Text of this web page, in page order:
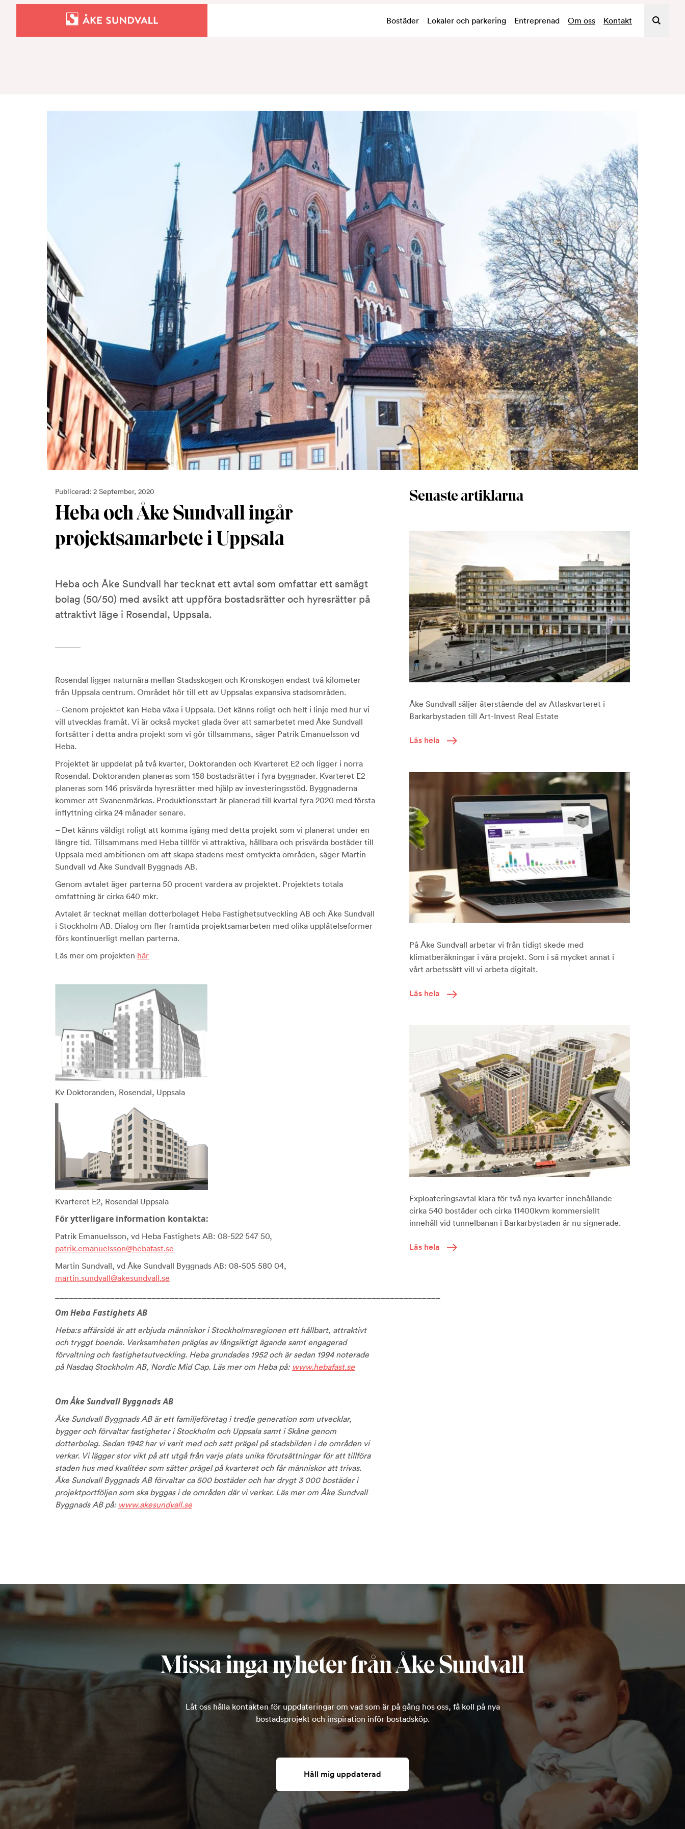
Bostäder Lokaler och parkering Entreprenad Om oss Kontakt
Bostäder
Entreprenad
Publicerad: 2 September, 2020
Heba och Åke Sundvall ingår
projektsamarbete i Uppsala
Heba och Åke Sundvall har tecknat ett avtal som omfattar ett samägt
bolag (50/50) med avsikt att uppföra bostadsrätter och hyresrätter på
attraktivt läge i Rosendal, Uppsala.
Rosendal ligger naturnära mellan Stadsskogen och Kronskogen endast två kilometer
från Uppsala centrum. Området hör till ett av Uppsalas expansiva stadsområden.
– Genom projektet kan Heba växa i Uppsala. Det känns roligt och helt i linje med hur vi
vill utvecklas framåt. Vi är också mycket glada över att samarbetet med Åke Sundvall
fortsätter i detta andra projekt som vi gör tillsammans, säger Patrik Emanuelsson vd
Heba.
Projektet är uppdelat på två kvarter, Doktoranden och Kvarteret E2 och ligger i norra
Rosendal. Doktoranden planeras som 158 bostadsrätter i fyra byggnader. Kvarteret E2
planeras som 146 prisvärda hyresrätter med hjälp av investeringsstöd. Byggnaderna
kommer att Svanenmärkas. Produktionsstart är planerad till kvartal fyra 2020 med första
inflyttning cirka 24 månader senare.
– Det känns väldigt roligt att komma igång med detta projekt som vi planerat under en
längre tid. Tillsammans med Heba tillför vi attraktiva, hållbara och prisvärda bostäder till
Uppsala med ambitionen om att skapa stadens mest omtyckta områden, säger Martin
Sundvall vd Åke Sundvall Byggnads AB.
Genom avtalet äger parterna 50 procent vardera av projektet. Projektets totala
omfattning är cirka 640 mkr.
Avtalet är tecknat mellan dotterbolaget Heba Fastighetsutveckling AB och Åke Sundvall
i Stockholm AB. Dialog om fler framtida projektsamarbeten med olika upplåtelseformer
förs kontinuerligt mellan parterna.
Läs mer om projekten här
Kv Doktoranden, Rosendal, Uppsala
Kvarteret E2, Rosendal Uppsala
För ytterligare information kontakta:
Patrik Emanuelsson, vd Heba Fastighets AB: 08-522 547 50,
patrik.emanuelsson@hebafast.se
Martin Sundvall, vd Åke Sundvall Byggnads AB: 08-505 580 04,
martin.sundvall@akesundvall.se
Om Heba Fastighets AB
Heba:s affärsidé är att erbjuda människor i Stockholmsregionen ett hållbart, attraktivt
och tryggt boende. Verksamheten präglas av långsiktigt ägande samt engagerad
förvaltning och fastighetsutveckling. Heba grundades 1952 och är sedan 1994 noterade
på Nasdaq Stockholm AB, Nordic Mid Cap. Läs mer om Heba på: www.hebafast.se
Om Åke Sundvall Byggnads AB
Åke Sundvall Byggnads AB är ett familjeföretag i tredje generation som utvecklar,
bygger och förvaltar fastigheter i Stockholm och Uppsala samt i Skåne genom
dotterbolag. Sedan 1942 har vi varit med och satt prägel på stadsbilden i de områden vi
verkar. Vi lägger stor vikt på att utgå från varje plats unika förutsättningar för att tillföra
staden hus med kvalitéer som sätter prägel på kvarteret och får människor att trivas.
Åke Sundvall Byggnads AB förvaltar ca 500 bostäder och har drygt 3 000 bostäder i
projektportföljen som ska byggas i de områden där vi verkar. Läs mer om Åke Sundvall
Byggnads AB på: www.akesundvall.se
Senaste artiklarna
Åke Sundvall säljer återstående del av Atlaskvarteret i
Barkarbystaden till Art-Invest Real Estate
Läs hela
På Åke Sundvall arbetar vi från tidigt skede med
klimatberäkningar i våra projekt. Som i så mycket annat i
vårt arbetssätt vill vi arbeta digitalt.
Läs hela
Exploateringsavtal klara för två nya kvarter innehållande
cirka 540 bostäder och cirka 11400kvm kommersiellt
innehåll vid tunnelbanan i Barkarbystaden är nu signerade.
Läs hela
Missa inga nyheter från Åke Sundvall
Låt oss hålla kontakten för uppdateringar om vad som är på gång hos oss, få koll på nya
bostadsprojekt och inspiration inför bostadsköp.
Håll mig uppdaterad